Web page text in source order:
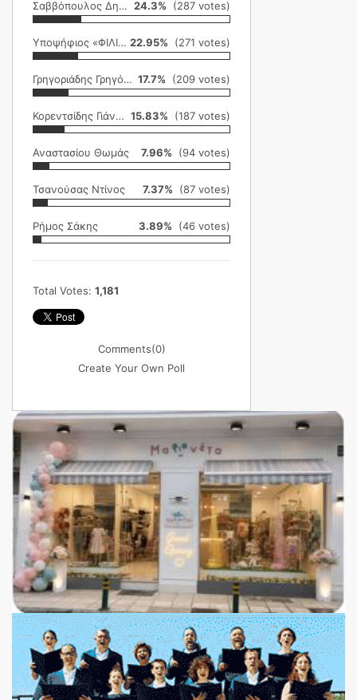
Σαββόπουλος Δημήτρης 24.3% (287 votes)
Υποψήφιος «ΦΙΛΙΚΗ ΕΤΑΙΡΕΙΑ» 22.95% (271 votes)
Γρηγοριάδης Γρηγόρης 17.7% (209 votes)
Κορεντσίδης Γιάννης 15.83% (187 votes)
Αναστασίου Θωμάς 7.96% (94 votes)
Τσανούσας Ντίνος 7.37% (87 votes)
Ρήμος Σάκης 3.89% (46 votes)
Total Votes: 1,181
Comments(0)
Create Your Own Poll